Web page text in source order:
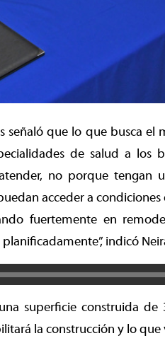
señaló que lo que busca el
de salud a los
no porque tengan
acceder a
fuertemente en
indicó
superficie construida
la construcción y lo que